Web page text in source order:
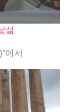
섦
에서